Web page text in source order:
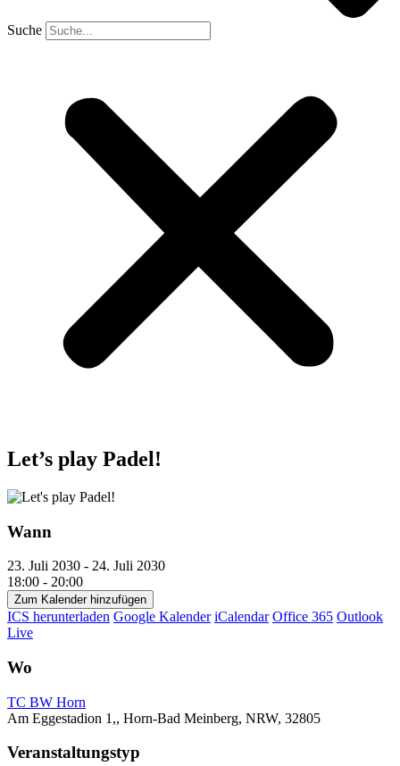
Suche
Let’s play Padel!
Wann
23. Juli 2030 - 24. Juli 2030
18:00 - 20:00
Zum Kalender hinzufügen
ICS herunterladen Google Kalender iCalendar Office 365 Outlook
Live
Wo
TC BW Horn
Am Eggestadion 1,, Horn-Bad Meinberg, NRW, 32805
Veranstaltungstyp